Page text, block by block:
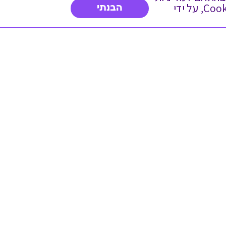
דברו איתנו הפרטיות. המשך גלישה באתר מהווה הסכמה לשימוש זה. באפשרותך לשנות את הגדרות ה- Cookies, על ידי הבנתי